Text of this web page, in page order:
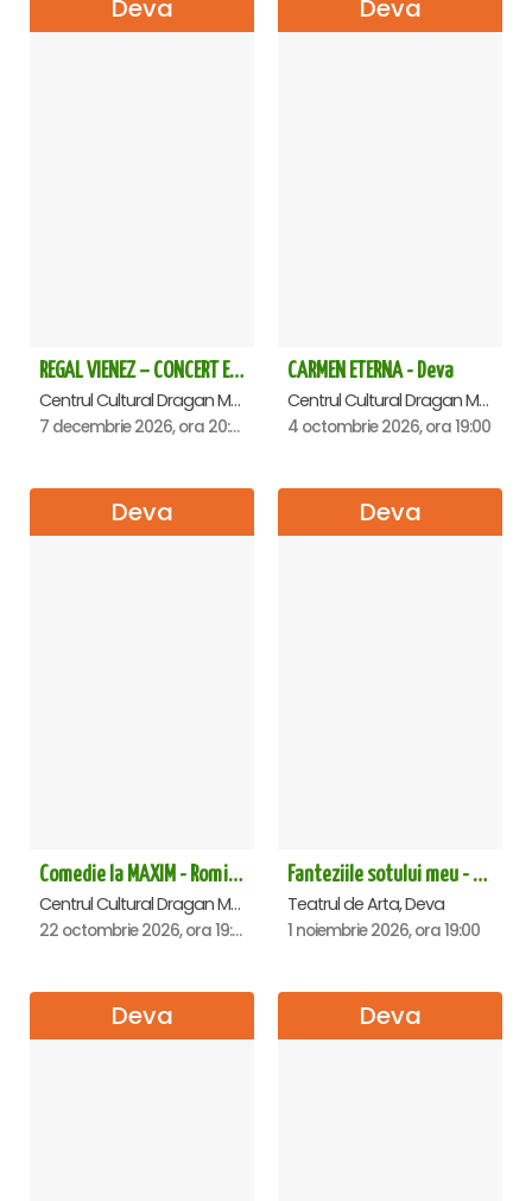
Deva
REGAL VIENEZ – CONCERT EXTRAORDINAR DE CRACIUN - Deva
Centrul Cultural Dragan Muntean, Deva
7 decembrie 2026, ora 20:00
Deva
CARMEN ETERNA - Deva
Centrul Cultural Dragan Muntean, Deva
4 octombrie 2026, ora 19:00
Deva
Comedie la MAXIM - Romica Tociu si Cornel Palade - Deva
Centrul Cultural Dragan Muntean, Deva
22 octombrie 2026, ora 19:00
Deva
Fanteziile sotului meu - Deva
Teatrul de Arta, Deva
1 noiembrie 2026, ora 19:00
Deva Deva